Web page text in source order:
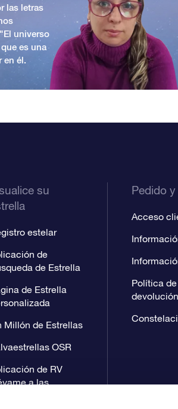
las letras
universo
es una
en él.
su
estelar
de
de Estrella
de Estrella
Millón de Estrellas
OSR
de RV
a las
Pedido
Acceso
Política de
devolución